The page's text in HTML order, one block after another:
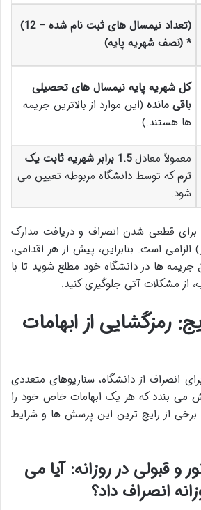
(تعداد نیمسال های ثبت نام شده – 12)
* (نصف شهریه پایه)
کل شهریه پایه نیمسال های تحصیلی
باقی مانده (این موارد از بالاترین جریمه
ها هستند.)
معمولاً معادل
1.5 برابر شهریه ثابت یک
ترمکه توسط دانشگاه مربوطه تعیین می
شود.
قطعی شدن انصراف و دریافت مدارک
است. بنابراین، پیش از هر اقدامی،
جریمه ها در دانشگاه خود مطلع شوید تا با
از مشکلات آتی جلوگیری کنید.
رمزگشایی از ابهامات
انصراف از دانشگاه، سناریوهای متعددی
می بندد که هر یک ابهامات خاص خود را
برخی از رایج ترین این پرسش ها و شرایط
و قبولی در روزانه: آیا می
انصراف داد؟